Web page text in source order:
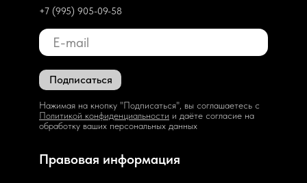
Подписаться
Нажимая на кнопку "Подписаться", вы соглашаетесь с
Политикой конфиденциальности и даёте согласие на
обработку ваших персональных данных
Правовая информация
+7 (995) 905-09-58